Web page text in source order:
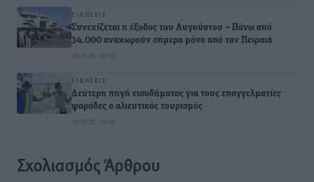
ΕΙΔΉΣΕΙΣ
Συνεχίζεται η έξοδος του Αυγούστου – Πάνω από
34.000 αναχωρούν σήμερα μόνο από τον Πειραιά
09.08.26 · 09:57
ΕΙΔΉΣΕΙΣ
Δεύτερη πηγή εισοδήματος για τους επαγγελματίες
ψαράδες ο αλιευτικός τουρισμός
09.08.26 · 09:36
Σχολιασμός Άρθρου